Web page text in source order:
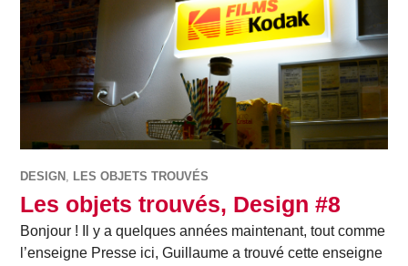
DESIGN , LES OBJETS TROUVÉS
Les objets trouvés, Design #8
Bonjour ! Il y a quelques années maintenant, tout comme
l’enseigne Presse ici, Guillaume a trouvé cette enseigne